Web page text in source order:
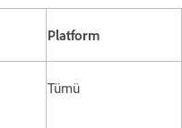
Platform
Tümü